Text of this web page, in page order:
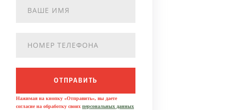
ОТПРАВИТЬ
Нажимая на кнопку «Отправить», вы даете
согласие на обработку своих персональных данных